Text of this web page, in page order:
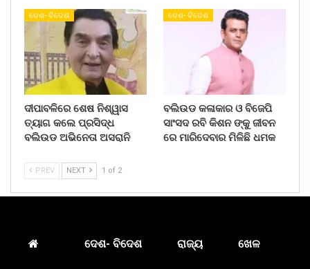
ଦେଶ- ବିଦେଶ
ଦୀପାବଳିରେ ଶେଷ ନିଶ୍ୱାସ
ତ୍ୟାଗ କଲେ ପ୍ରସିଦ୍ଧ
ବଲିଉଡ ଅଭିନେତା ଅସରାନି
ଦେଶ- ବିଦେଶ
ବଲିଉଡ କଳାକାର ଓ ବିଜେପି
ସାଂସଦ ରବି କିଶନ ଙ୍କୁ ଜୀବନ
ରେ ମାରିଦେବାର ମିଳିଛି ଧମକ
PREV NEXT 1 of 2
ଦେଶ- ବିଦେଶ ରାଜ୍ୟ ଖେଳ